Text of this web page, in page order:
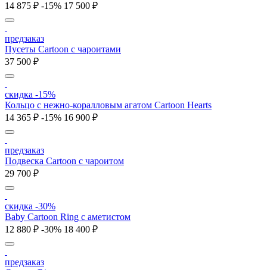
14 875 ₽ -15% 17 500 ₽
предзаказ
Пусеты Cartoon с чароитами
37 500 ₽
скидка -15%
Кольцо c нежно-коралловым агатом Cartoon Hearts
14 365 ₽ -15% 16 900 ₽
предзаказ
Подвеска Cartoon c чароитом
29 700 ₽
скидка -30%
Baby Cartoon Ring с аметистом
12 880 ₽ -30% 18 400 ₽
предзаказ